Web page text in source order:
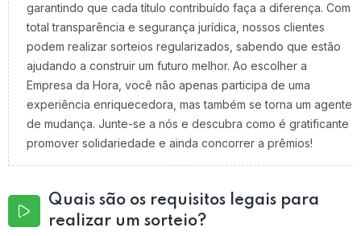
garantindo que cada título contribuído faça a diferença. Com
total transparência e segurança jurídica, nossos clientes
podem realizar sorteios regularizados, sabendo que estão
ajudando a construir um futuro melhor. Ao escolher a
Empresa da Hora, você não apenas participa de uma
experiência enriquecedora, mas também se torna um agente
de mudança. Junte-se a nós e descubra como é gratificante
promover solidariedade e ainda concorrer a prêmios!
Quais são os requisitos legais para
realizar um sorteio?